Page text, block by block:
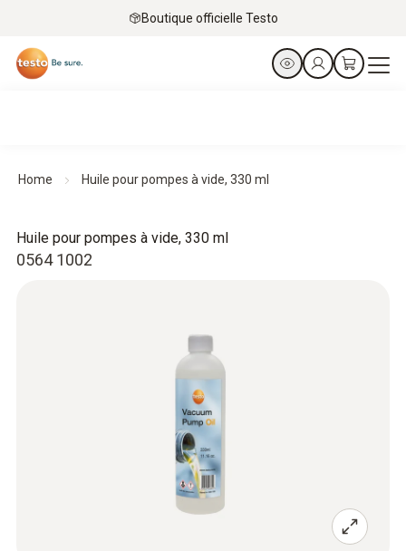
Boutique officielle Testo
Home Huile pour pompes à vide, 330 ml
0564 1002
Huile pour pompes à vide, 330 ml